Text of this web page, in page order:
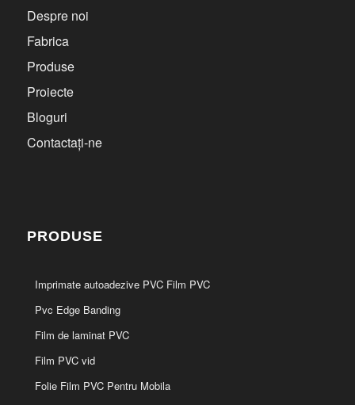
Despre noi
Fabrica
Produse
Proiecte
Bloguri
Contactați-ne
PRODUSE
Imprimate autoadezive PVC Film PVC
Pvc Edge Banding
Film de laminat PVC
Film PVC vid
Folie Film PVC Pentru Mobila